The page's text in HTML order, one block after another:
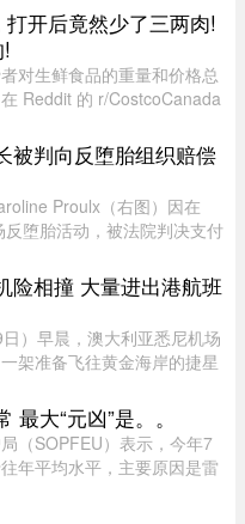
在国际舞台上表现惊艳，一
代 ...
开后竟然少了三两肉!
对生鲜食品的重量和价格总
Reddit 的 r/CostcoCanada
无骨鸡腿肉，去掉包装后
重量 ...
被判向反堕胎组织赔偿
Proulx（右图）因在
堕胎活动，被法院判决支付
自己的权力”，其行为缺乏
险相撞 大量进出港航班
）早晨，澳大利亚悉尼机场
架准备飞往黄金海岸的捷星
碰撞，两机一度相距仅数
现情况 ...
大“元凶”是。。
（SOPFEU）表示，今年7
年平均水平，主要原因是雷